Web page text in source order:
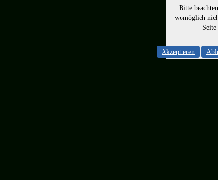
Bitte
womöglich
Akzeptieren